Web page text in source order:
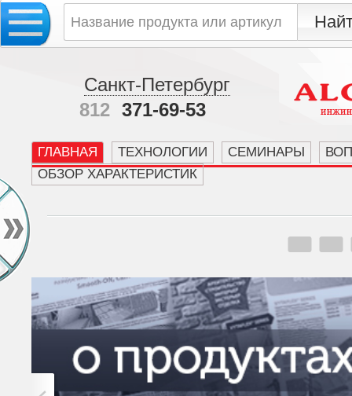
Санкт-Петербург
812 371-69-53
ГЛАВНАЯ ТЕХНОЛОГИИ СЕМИНАРЫ
ОБЗОР ХАРАКТЕРИСТИК